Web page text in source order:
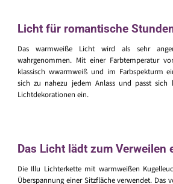
Licht für romantische
Das warmweiße Licht wird als sehr
wahrgenommen. Mit einer Farbtemperatur
klassisch wwarmweiß und im Farbspekturm
sich zu nahezu jedem Anlass und passt sich
Lichtdekorationen ein.
Das Licht lädt zum Verweilen
Die Illu Lichterkette mit warmweißen
Überspannung einer Sitzfläche verwendet. Das